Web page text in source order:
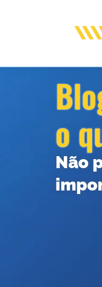
o
Não